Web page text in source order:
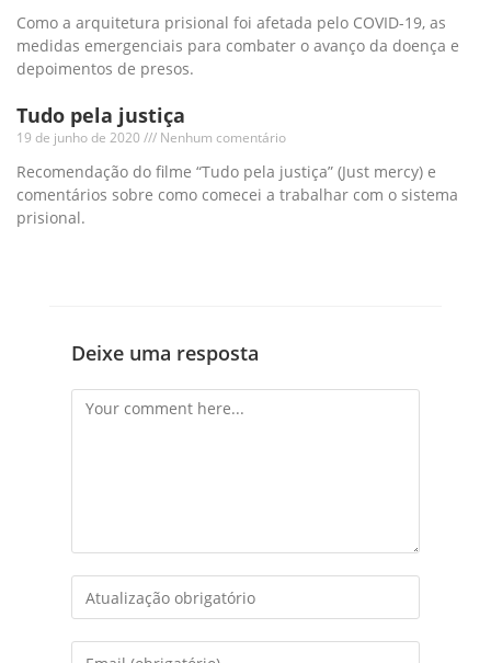
Como a arquitetura prisional foi afetada pelo COVID-19, as
medidas emergenciais para combater o avanço da doença e
depoimentos de presos.
Tudo pela justiça
19 de junho de 2020 Nenhum comentário
Recomendação do filme “Tudo pela justiça” (Just mercy) e
comentários sobre como comecei a trabalhar com o sistema
prisional.
Deixe uma resposta